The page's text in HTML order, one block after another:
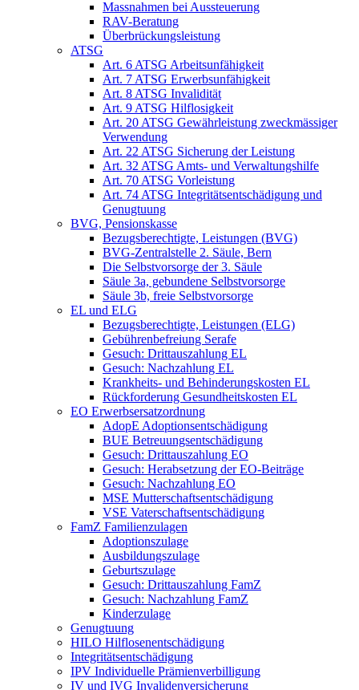
Massnahmen bei Aussteuerung
RAV-Beratung
Überbrückungsleistung
ATSG
Art. 6 ATSG Arbeitsunfähigkeit
Art. 7 ATSG Erwerbsunfähigkeit
Art. 8 ATSG Invalidität
Art. 9 ATSG Hilflosigkeit
Art. 20 ATSG Gewährleistung zweckmässiger
Verwendung
Art. 22 ATSG Sicherung der Leistung
Art. 32 ATSG Amts- und Verwaltungshilfe
Art. 70 ATSG Vorleistung
Art. 74 ATSG Integritätsentschädigung und
Genugtuung
BVG, Pensionskasse
Bezugsberechtigte, Leistungen (BVG)
BVG-Zentralstelle 2. Säule, Bern
Die Selbstvorsorge der 3. Säule
Säule 3a, gebundene Selbstvorsorge
Säule 3b, freie Selbstvorsorge
EL und ELG
Bezugsberechtigte, Leistungen (ELG)
Gebührenbefreiung Serafe
Gesuch: Drittauszahlung EL
Gesuch: Nachzahlung EL
Krankheits- und Behinderungskosten EL
Rückforderung Gesundheitskosten EL
EO Erwerbsersatzordnung
AdopE Adoptionsentschädigung
BUE Betreuungsentschädigung
Gesuch: Drittauszahlung EO
Gesuch: Herabsetzung der EO-Beiträge
Gesuch: Nachzahlung EO
MSE Mutterschaftsentschädigung
VSE Vaterschaftsentschädigung
FamZ Familienzulagen
Adoptionszulage
Ausbildungszulage
Geburtszulage
Gesuch: Drittauszahlung FamZ
Gesuch: Nachzahlung FamZ
Kinderzulage
Genugtuung
HILO Hilflosenentschädigung
Integritätsentschädigung
IPV Individuelle Prämienverbilligung
IV und IVG Invalidenversicherung